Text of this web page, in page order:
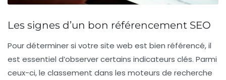
Les signes d’un bon référencement SEO
Pour déterminer si votre site web est bien référencé, il
est essentiel d’observer certains indicateurs clés. Parmi
ceux-ci, le classement dans les moteurs de recherche